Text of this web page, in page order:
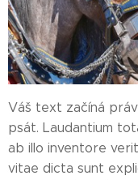
Váš text začíná
psát. Laudantium
ab illo inventore
vitae dicta sunt